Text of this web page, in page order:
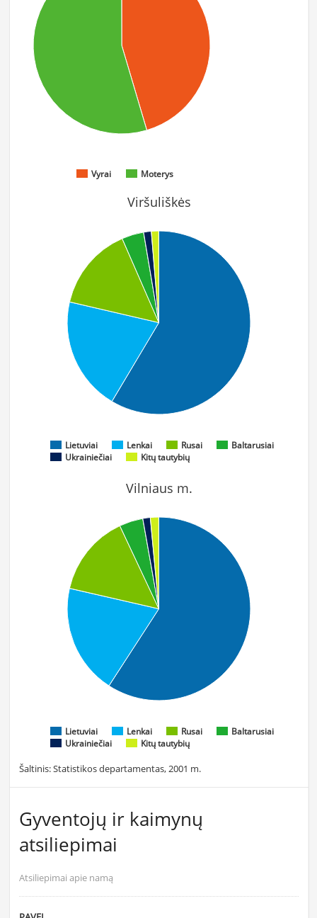
Vyrai Moterys
Viršuliškės
Lietuviai Lenkai Rusai
Baltarusiai
Ukrainiečiai
Kitų tautybių
Vilniaus m.
Lietuviai Lenkai Rusai
Baltarusiai
Ukrainiečiai
Kitų tautybių
Šaltinis: Statistikos departamentas, 2001 m.
Gyventojų ir kaimynų
atsiliepimai
Atsiliepimai apie namą